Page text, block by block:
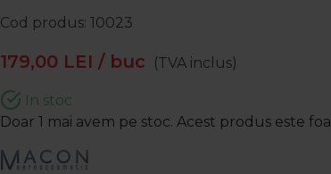
Cod produs 10023
179,00 LEI / buc (TVA inclus)
In stoc
Doar 1 mai avem pe stoc. Acest produs este